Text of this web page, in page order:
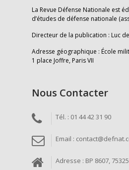
La Revue Défense Nationale est
d’études de défense nationale
Directeur de la publication : Luc
Adresse géographique : École
1 place Joffre, Paris VII
Nous Contacter
Tél. : 01 44 42 31 90
Email :
Adresse : BP 8607,